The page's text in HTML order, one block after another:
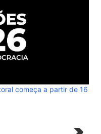
começa a partir de 16